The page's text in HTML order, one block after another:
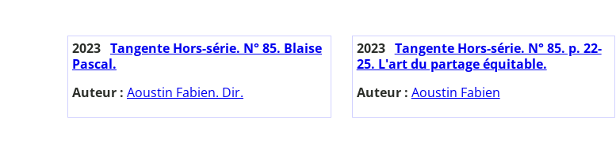
2023 Tangente Hors-série. N° 85. Blaise
Pascal.
Auteur : Aoustin Fabien. Dir.
2023 Tangente Hors-série. N° 85. p. 22-
25. L'art du partage équitable.
Auteur : Aoustin Fabien